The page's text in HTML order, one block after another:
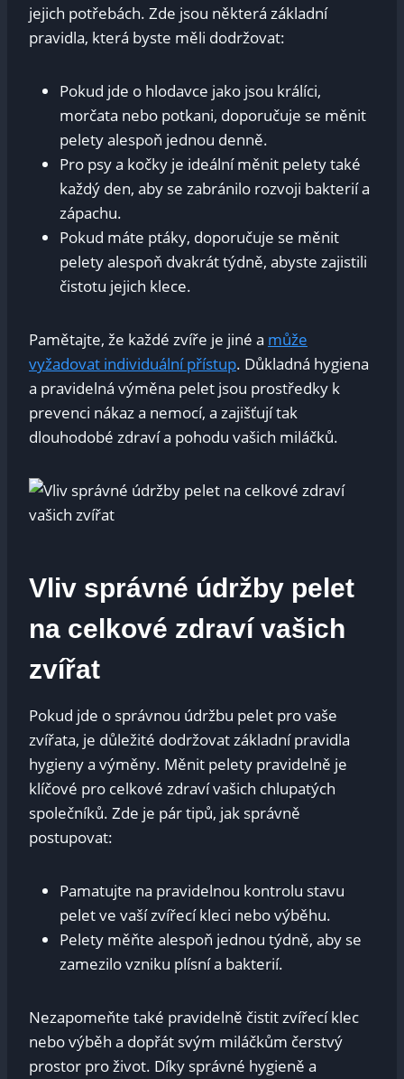
jejich potřebách. Zde jsou některá základní
pravidla, která byste měli dodržovat:
Pokud jde o hlodavce jako jsou králíci,
morčata nebo potkani, doporučuje se měnit
pelety alespoň jednou denně.
Pro psy a kočky je ideální měnit pelety také
každý den, aby se zabránilo rozvoji bakterií a
zápachu.
Pokud máte ptáky, doporučuje se měnit
pelety alespoň dvakrát týdně, abyste zajistili
čistotu jejich klece.
Pamětajte, že každé zvíře je jiné a může
vyžadovat individuální přístup. Důkladná hygiena
a pravidelná výměna pelet jsou prostředky k
prevenci nákaz a nemocí, a zajišťují tak
dlouhodobé zdraví a pohodu vašich miláčků.
Vliv správné údržby pelet
na celkové zdraví vašich
zvířat
Pokud jde o správnou údržbu pelet pro vaše
zvířata, je důležité dodržovat základní pravidla
hygieny a výměny. Měnit pelety pravidelně je
klíčové pro celkové zdraví vašich chlupatých
společníků. Zde je pár tipů, jak správně
postupovat:
Pamatujte na pravidelnou kontrolu stavu
pelet ve vaší zvířecí kleci nebo výběhu.
Pelety měňte alespoň jednou týdně, aby se
zamezilo vzniku plísní a bakterií.
Nezapomeňte také pravidelně čistit zvířecí klec
nebo výběh a dopřát svým miláčkům čerstvý
prostor pro život. Díky správné hygieně a